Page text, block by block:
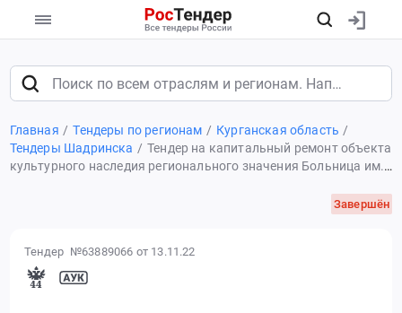
Главная Тендеры по регионам
Курганская область
Тендеры Шадринска
Тендер на капитальный ремонт объекта
культурного наследия регионального значения Больница им.
Завершён
Тендер №63889066 от 13.11.22